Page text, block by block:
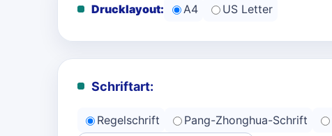
Drucklayout: A4 US Letter
Schriftart:
Regelschrift Pang-Zhonghua-Schrift